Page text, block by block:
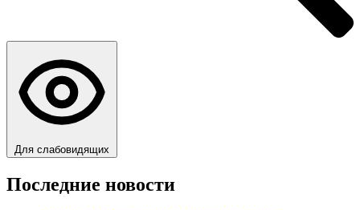
Для слабовидящих
Последние новости